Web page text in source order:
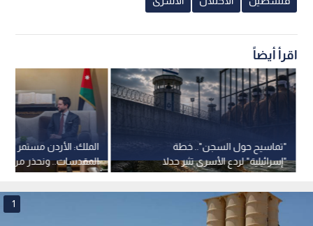
اقرأ أيضاً
الملك: الأردن مستمر في
المقدسات.. ونحذر من
الاضطرابات لفرض واقع
"تماسيح حول السجن".. خطة
"إسرائيلية" لردع الأسرى تثير جدلا
وتدخلا قضائيا
1